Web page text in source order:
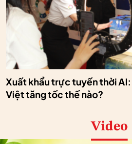
Xuất khẩu trực tuyến thời
Việt tăng tốc thế nào?
Video